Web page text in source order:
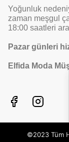
Yoğunluk
zaman meşgul
18:00 saatleri
Pazar günleri
Elfida Moda
©2023 Tüm